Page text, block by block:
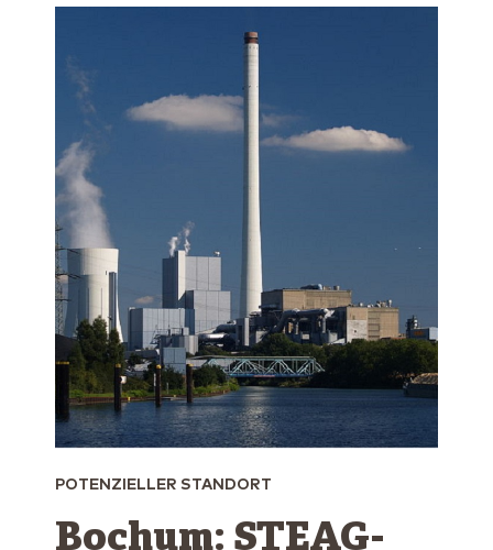
POTENZIELLER STANDORT
Bochum: STEAG-